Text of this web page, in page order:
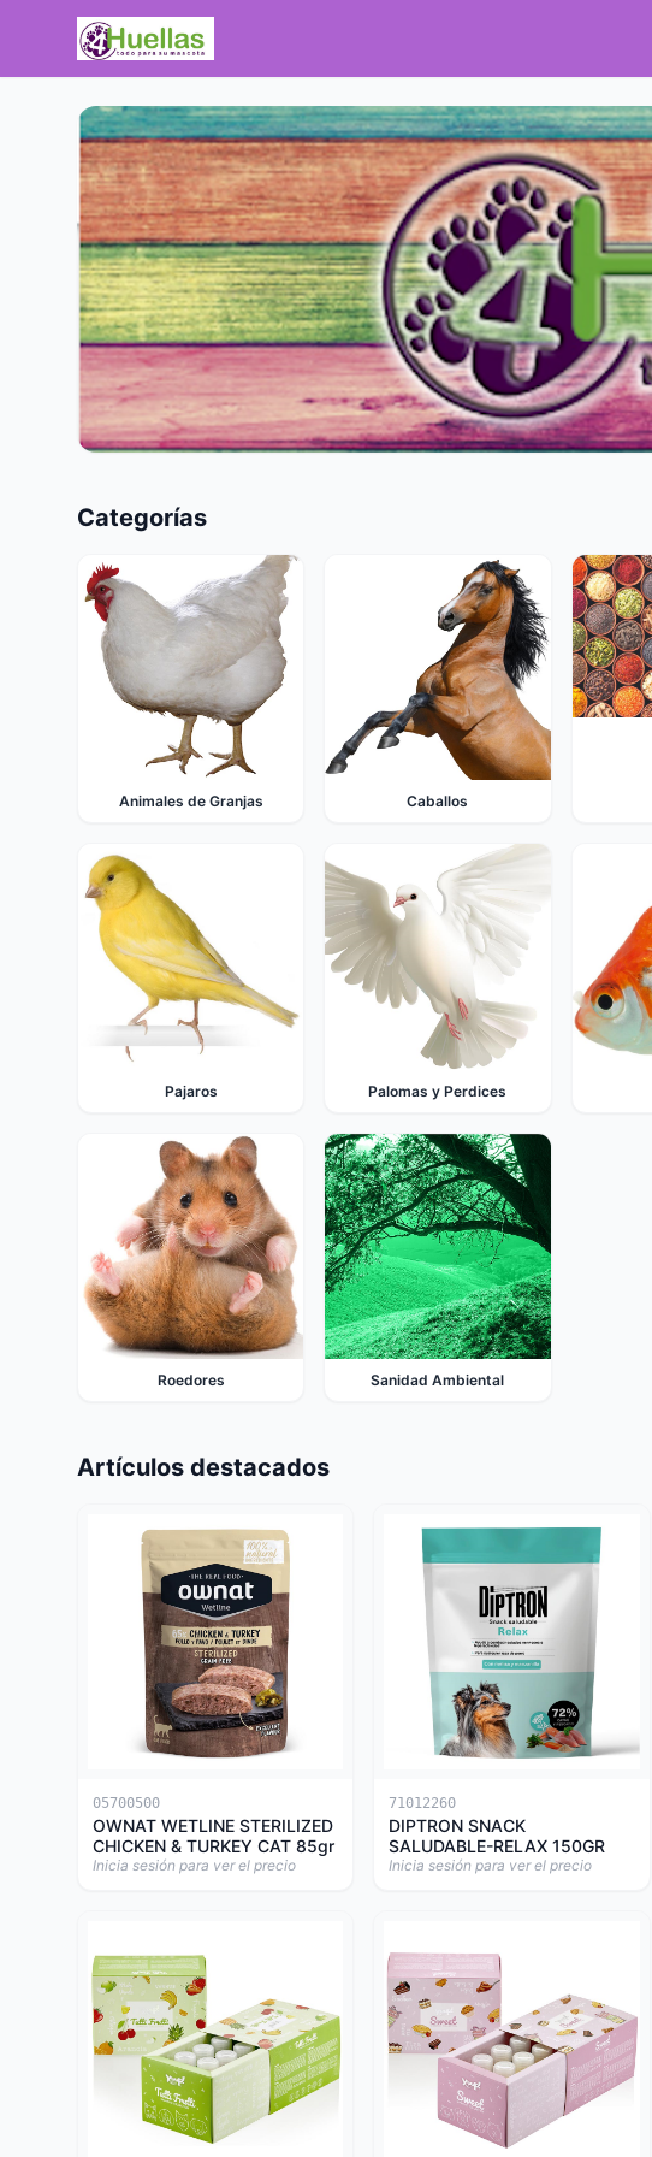
Categorías
Animales de Granjas Caballos
Pajaros Palomas y Perdices
Roedores Sanidad Ambiental
Artículos destacados
05700500
OWNAT WETLINE STERILIZED
CHICKEN & TURKEY CAT 85gr
Inicia sesión para ver el precio
71012260
DIPTRON SNACK
SALUDABLE-RELAX 150GR
Inicia sesión para ver el precio